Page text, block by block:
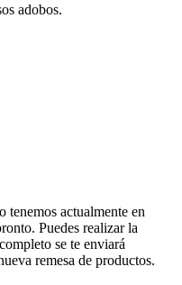
adobos.
tenemos actualmente en
Puedes realizar la
se te enviará
remesa de productos.